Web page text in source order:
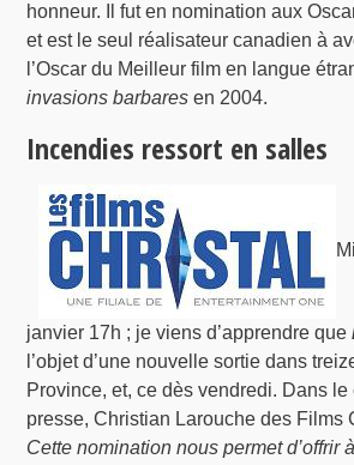
honneur. Il fut en nomination aux
et est le seul réalisateur canadien à
l’Oscar du Meilleur film en langue
invasions barbares en 2004.
Incendies ressort en salles
janvier 17h ; je viens d’apprendre que
l’objet d’une nouvelle sortie dans
Province, et, ce dès vendredi. Dans
presse, Christian Larouche des Films
Cette nomination nous permet d’offrir